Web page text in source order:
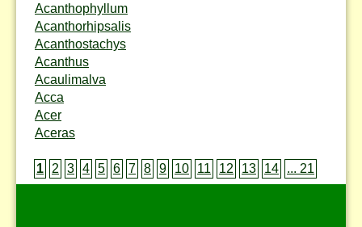
Acanthophyllum
Acanthorhipsalis
Acanthostachys
Acanthus
Acaulimalva
Acca
Acer
Aceras
1 2 3 4 5 6 7 8 9 10 11 12 13 14 ... 21